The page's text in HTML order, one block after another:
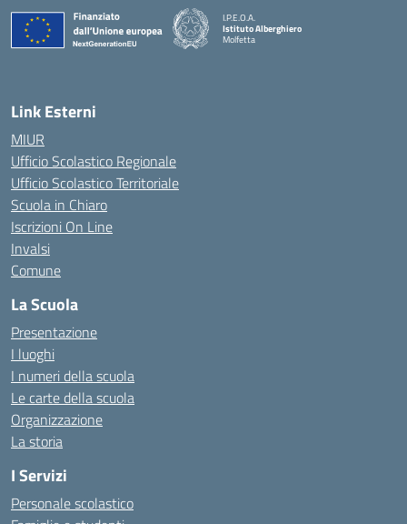
I.P.E.O.A.
Istituto Alberghiero
Molfetta
Link Esterni
MIUR
Ufficio Scolastico Regionale
Ufficio Scolastico Territoriale
Scuola in Chiaro
Iscrizioni On Line
Invalsi
Comune
La Scuola
Presentazione
I luoghi
I numeri della scuola
Le carte della scuola
Organizzazione
La storia
I Servizi
Personale scolastico